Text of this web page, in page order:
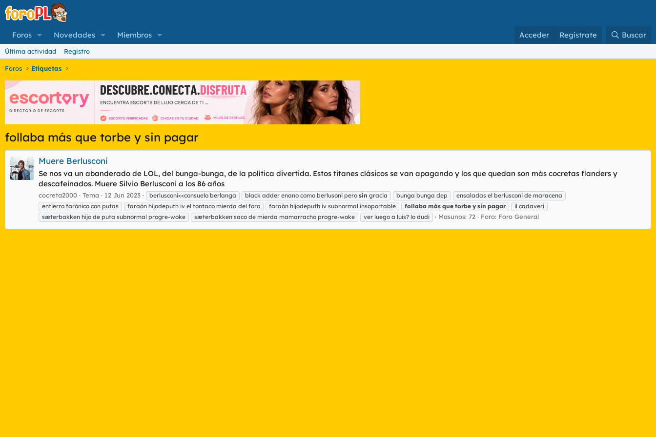
Foros Novedades Miembros Acceder Regístrate Buscar
Última actividad Registro
Foros Etiquetas
follaba más que torbe y sin pagar
Muere Berlusconi
Se nos va un abanderado de LOL, del bunga-bunga, de la política divertida. Estos titanes clásicos se van apagando y los que quedan son más cocretas flanders y
descafeinados. Muere Silvio Berlusconi a los 86 años
cocreta2000 Tema 12 Jun 2023 berlusconi<<consuelo berlanga black adder enano como berlusoni pero sin gracia bunga bunga dep
ensaladas el berlusconi de maracena
entierro farónico con putas
faraón hijodeputh iv el tontaco mierda del foro faraón hijodeputh iv subnormal insoportable follaba más que torbe y sin pagar
il cadaveri
sæterbakken hijo de puta subnormal progre-woke
sæterbakken saco de mierda mamarracho progre-woke ver luego a luis? lo dudi Masunos: 72 Foro: Foro General